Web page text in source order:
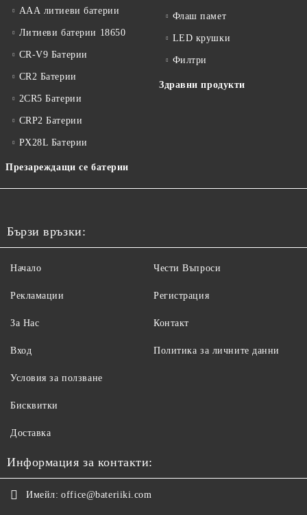
ААА литиеви батерии
Литиеви батерии 18650
CR-V9 Батерии
CR2 Батерии
2CR5 Батерии
CRP2 Батерии
PX28L Батерии
Презареждащи се батерии
Флаш памет
LED крушки
Филтри
Здравни продукти
Бързи връзки:
Начало
Рекламации
За Нас
Вход
Чести Въпроси
Регистрация
Контакт
Политика за личните данни
Условия за ползване
Бисквитки
Доставка
Информация за контакти:
Имейл: office@bateriiki.com